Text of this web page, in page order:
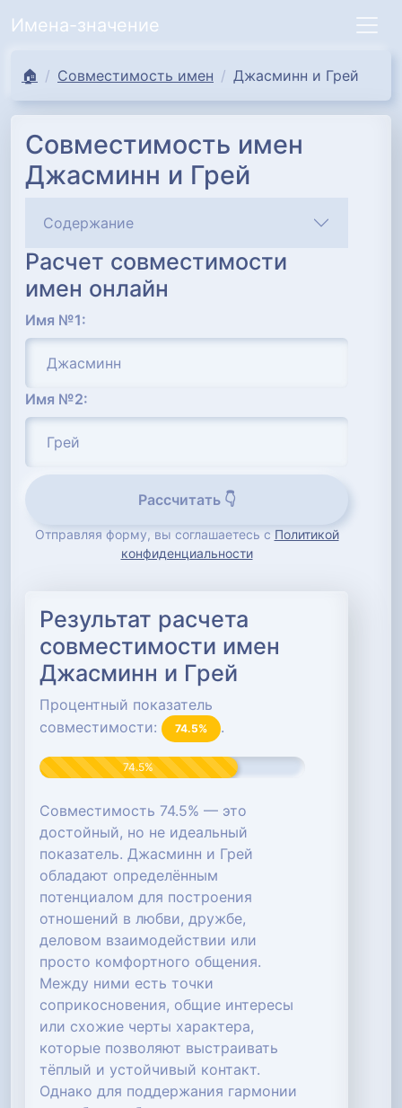
Имена-значение
🏠 Совместимость имен Джасминн и Грей
Совместимость имен
Джасминн и Грей
Содержание
Расчет совместимости
имен онлайн
Имя №1:
Имя №2:
Рассчитать 👇
Отправляя форму, вы соглашаетесь с Политикой
конфиденциальности
Результат расчета
совместимости имен
Джасминн и Грей
Процентный показатель
совместимости:
74.5% .
74.5%
Совместимость 74.5% — это
достойный, но не идеальный
показатель. Джасминн и Грей
обладают определённым
потенциалом для построения
отношений в любви, дружбе,
деловом взаимодействии или
просто комфортного общения.
Между ними есть точки
соприкосновения, общие интересы
или схожие черты характера,
которые позволяют выстраивать
тёплый и устойчивый контакт.
Однако для поддержания гармонии